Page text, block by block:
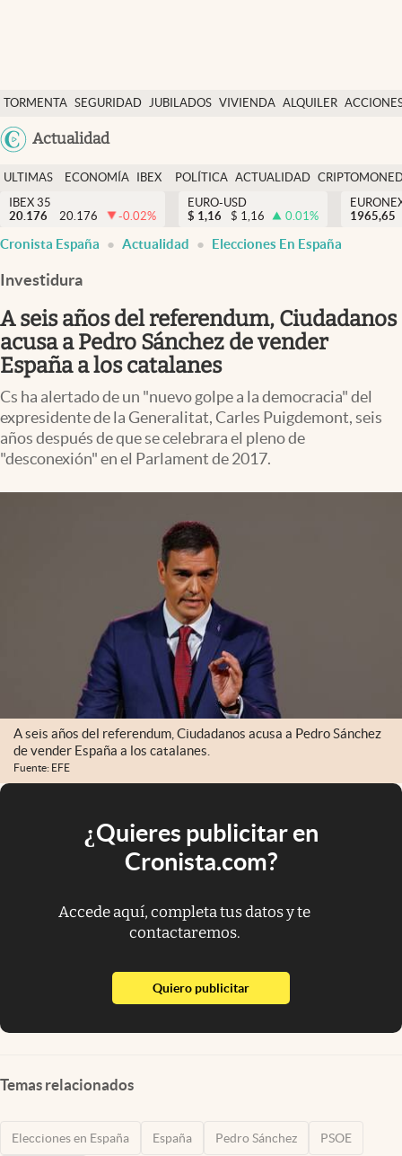
TORMENTA SEGURIDAD JUBILADOS VIVIENDA ALQUILER
USA
Colombia
Actualidad
Economía y finanzas
Política
Actualidad
Criptomonedas
España
ULTIMAS
NOTICIAS
ECONOMÍA
FINANZAS
IBEX
EURO
POLÍTICA ACTUALIDAD
IBEX 35
20.176
20.176 -0.02%
EURO-USD
$ 1,16 $ 1,16 0.01%
1965,65
Cronista España Actualidad Elecciones En España
Investidura
A seis años del referendum, Ciudadanos
acusa a Pedro Sánchez de vender
España a los catalanes
Cs ha alertado de un "nuevo golpe a la democracia" del
expresidente de la Generalitat, Carles Puigdemont, seis
años después de que se celebrara el pleno de
"desconexión" en el Parlament de 2017.
A seis años del referendum, Ciudadanos acusa a Pedro Sánchez
de vender España a los catalanes.
Fuente: EFE
¿Quieres publicitar en
Cronista.com?
Accede aquí, completa tus datos y te
contactaremos.
Quiero publicitarabre en nueva pestaña
Temas relacionados
Elecciones en España España Pedro Sánchez PSOE